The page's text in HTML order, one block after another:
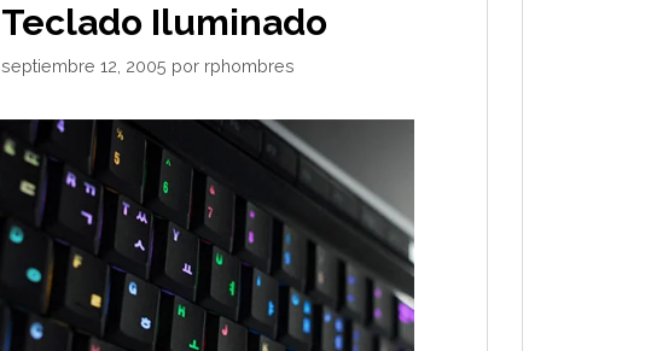
Teclado Iluminado
septiembre 12, 2005 por rphombres